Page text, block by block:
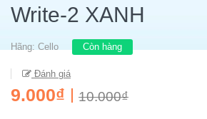
Write-2 XANH
Hãng: Cello Còn hàng
Đánh giá
9.000₫ 10.000₫